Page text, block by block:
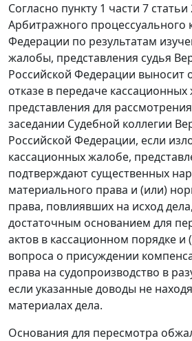
Согласно пункту 1 части 7 статьи
Арбитражного процессуального
Федерации по результатам
жалобы, представления судья
Российской Федерации выносит
отказе в передаче
представления для
заседании Судебной коллегии
Российской Федерации, если
кассационных жалобе,
подтверждают существенных
материального права и (или)
права, повлиявших на исход
достаточным основанием для
актов в кассационном порядке
вопроса о присуждении
права на судопроизводство в
если указанные доводы не
материалах дела.
Основания для пересмотра